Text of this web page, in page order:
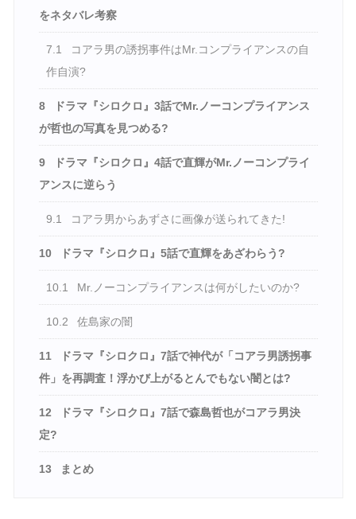
をネタバレ考察
7.1
コアラ男の誘拐事件はMr.コンプライアンスの自
作自演?
8
ドラマ『シロクロ』3話でMr.ノーコンプライアンス
が哲也の写真を見つめる?
9
ドラマ『シロクロ』4話で直輝がMr.ノーコンプライ
アンスに逆らう
9.1 コアラ男からあずさに画像が送られてきた!
10 ドラマ『シロクロ』5話で直輝をあざわらう?
10.1 Mr.ノーコンプライアンスは何がしたいのか?
10.2 佐島家の闇
11
ドラマ『シロクロ』7話で神代が「コアラ男誘拐事
件」を再調査！浮かび上がるとんでもない闇とは?
12
ドラマ『シロクロ』7話で森島哲也がコアラ男決
定?
13 まとめ